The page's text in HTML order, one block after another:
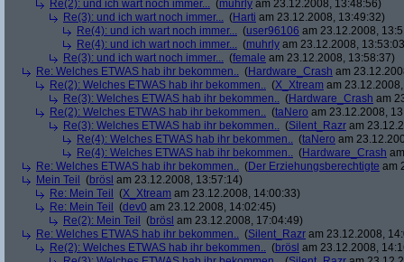
Re(2): und ich wart noch immer... (muhrly am 23.12.2008, 13:48:56)
Re(3): und ich wart noch immer... (Harti am 23.12.2008, 13:49:32)
Re(4): und ich wart noch immer... (user96106 am 23.12.2008,
Re(4): und ich wart noch immer... (muhrly am 23.12.2008,
Re(3): und ich wart noch immer... (female am 23.12.2008, 13:58:37)
Re: Welches ETWAS hab ihr bekommen.. (Hardware_Crash am
Re(2): Welches ETWAS hab ihr bekommen.. (X_Xtream am
Re(3): Welches ETWAS hab ihr bekommen.. (Hardware_Crash am
Re(2): Welches ETWAS hab ihr bekommen.. (taNero am 23.12.2008,
Re(3): Welches ETWAS hab ihr bekommen.. (Silent_Razr am
Re(4): Welches ETWAS hab ihr bekommen.. (taNero am
Re(4): Welches ETWAS hab ihr bekommen.. (Hardware_Crash
Re: Welches ETWAS hab ihr bekommen.. (Der Erziehungsberechtigte am
Mein Teil
(brösl am 23.12.2008, 13:57:14)
Re: Mein Teil
(X_Xtream am 23.12.2008, 14:00:33)
Re: Mein Teil
(dev0 am 23.12.2008, 14:02:45)
Re(2): Mein Teil
(brösl am 23.12.2008, 17:04:49)
Re: Welches ETWAS hab ihr bekommen.. (Silent_Razr am 23.12.2008,
Re(2): Welches ETWAS hab ihr bekommen.. (brösl am 23.12.2008,